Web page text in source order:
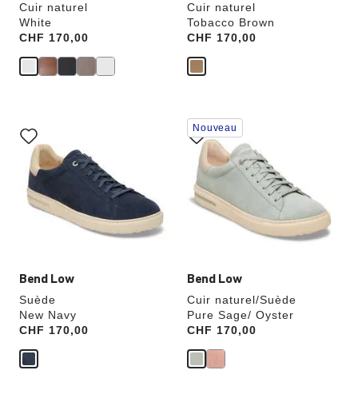
Cuir naturel
White
Price:
CHF 170,00
Cuir naturel
Tobacco Brown
Price:
CHF 170,00
Bend Low
Suède
New Navy
Price:
CHF 170,00
sur
les
échantillons
couleurs
modifiera
l’image
Bend Low
Cuir naturel/Suède
Pure Sage/ Oyster
Price:
CHF 170,00
Cliquer
sur
les
échantillons
couleurs
modifiera
l’image
Nouveau